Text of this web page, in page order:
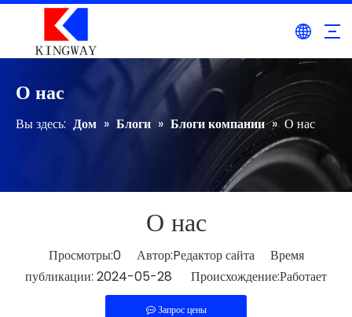
О нас
Вы здесь: Дом » Блоги » Блоги компании » О нас
О нас
Просмотры:0Автор:Pедактор сайта Время
публикации: 2024-05-28 Происхождение:Работает
Запрос цены